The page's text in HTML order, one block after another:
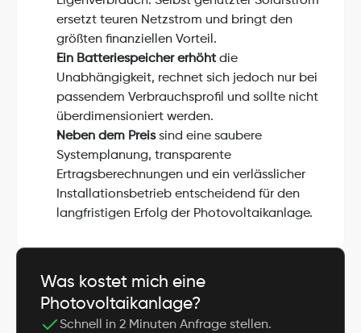
ersetzt teuren Netzstrom und bringt den
größten finanziellen Vorteil.
Ein Batteriespeicher erhöht die
Unabhängigkeit, rechnet sich jedoch nur bei
passendem Verbrauchsprofil und sollte nicht
überdimensioniert werden.
Neben dem Preis sind eine saubere
Systemplanung, transparente
Ertragsberechnungen und ein verlässlicher
Installationsbetrieb entscheidend für den
langfristigen Erfolg der Photovoltaikanlage.
Was kostet mich eine
Photovoltaikanlage?
Schnell in 2 Minuten Anfrage stellen.